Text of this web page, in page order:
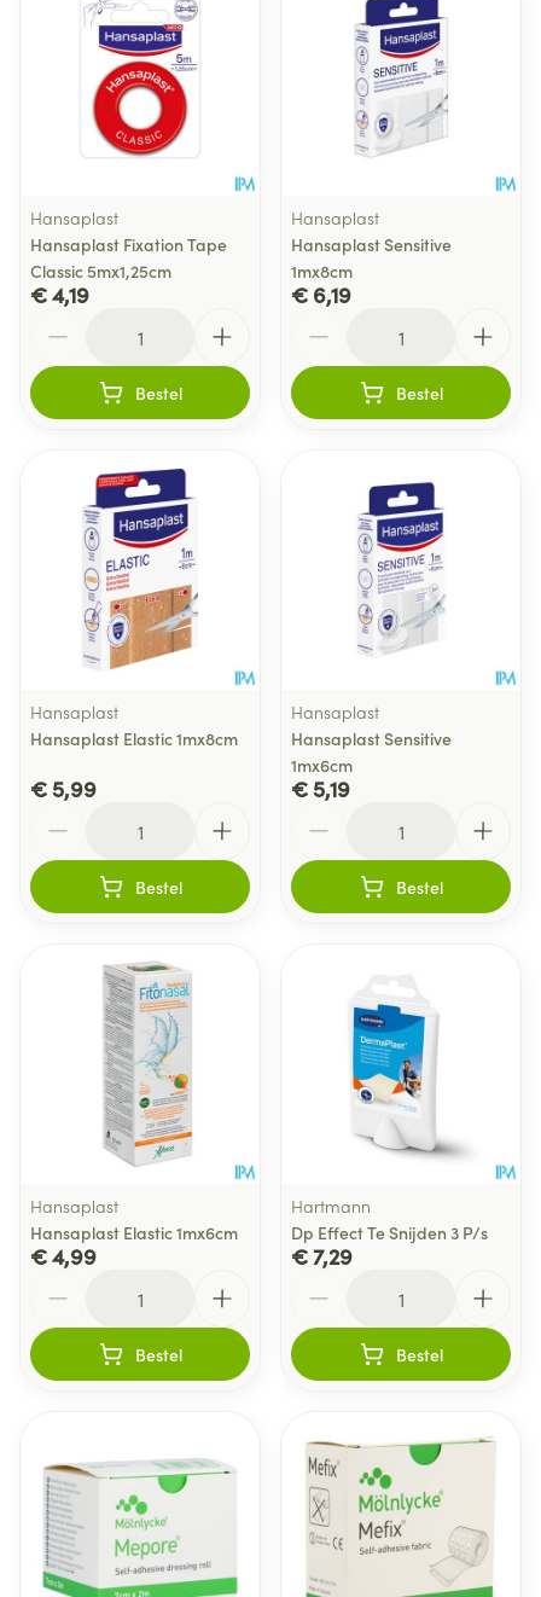
Hansaplast
Hansaplast Fixation Tape
Classic 5mx1,25cm
€ 4,19
Bestel
Hansaplast
Hansaplast Sensitive
1mx8cm
€ 6,19
Bestel
Hansaplast
Hansaplast Elastic 1mx8cm
€ 5,99
Bestel
Hansaplast
Hansaplast Sensitive
1mx6cm
€ 5,19
Bestel
Hansaplast
Hansaplast Elastic 1mx6cm
€ 4,99
Bestel
Hartmann
Dp Effect Te Snijden 3 P/s
€ 7,29
Bestel